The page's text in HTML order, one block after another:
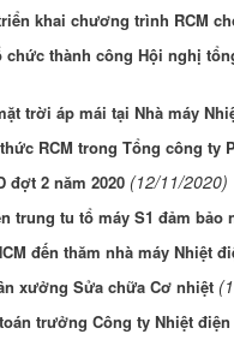
khai chương trình RCM
thành công Hội nghị
trời áp mái tại Nhà máy
RCM trong Tổng công ty
đợt 2 năm 2020 (12/11/2020)
trung tu tổ máy S1 đảm bảo
đến thăm nhà máy Nhiệt
xưởng Sửa chữa Cơ nhiệt
trưởng Công ty Nhiệt điện